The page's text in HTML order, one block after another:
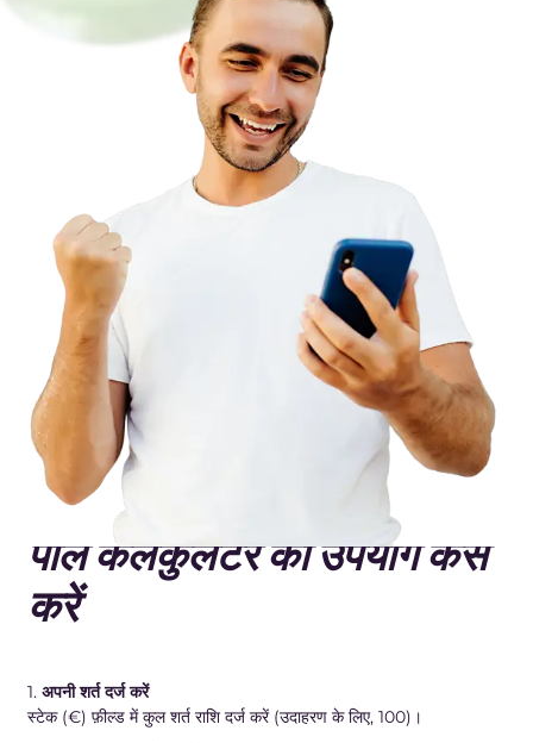
पार्ले कैलकुलेटर का उपयोग कैसे
करें
1. अपनी शर्त दर्ज करें
स्टेक (€) फ़ील्ड में कुल शर्त राशि दर्ज करें (उदाहरण के लिए, 100)।